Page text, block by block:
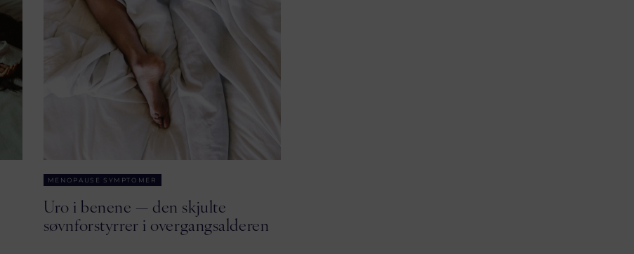
MENOPAUSE SYMPTOMER
Uro i benene — den skjulte
søvnforstyrrer i overgangsalderen